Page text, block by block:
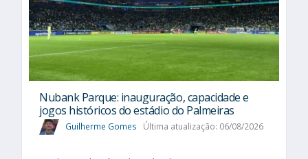
Nubank Parque: inauguração, capacidade e
jogos históricos do estádio do Palmeiras
Guilherme Gomes Última atualização: 06/08/2026